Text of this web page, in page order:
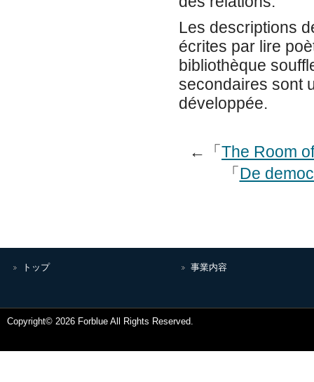
Les descriptions
écrites par lire
bibliothèque
secondaires sont
développée.
←「The Room
「De
トップ 事業内容
Copyright© 2026 Forblue All Rights Reserved.